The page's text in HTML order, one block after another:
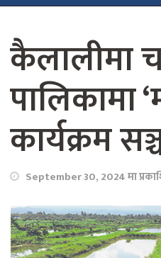
कैलालीमा
पालिकामा
कार्यक्रम
September 30, 2024 मा